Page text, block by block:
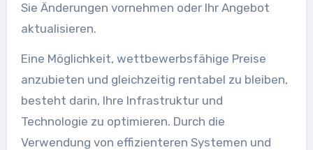
Sie Änderungen vornehmen oder Ihr Angebot
aktualisieren.
Eine Möglichkeit, wettbewerbsfähige Preise
anzubieten und gleichzeitig rentabel zu bleiben,
besteht darin, Ihre Infrastruktur und
Technologie zu optimieren. Durch die
Verwendung von effizienteren Systemen und